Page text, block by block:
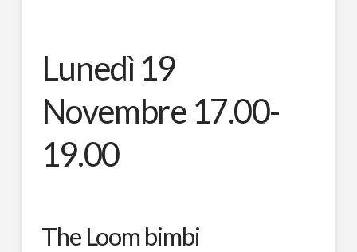
Lunedì 19
Novembre 17.00-
19.00
The Loom bimbi